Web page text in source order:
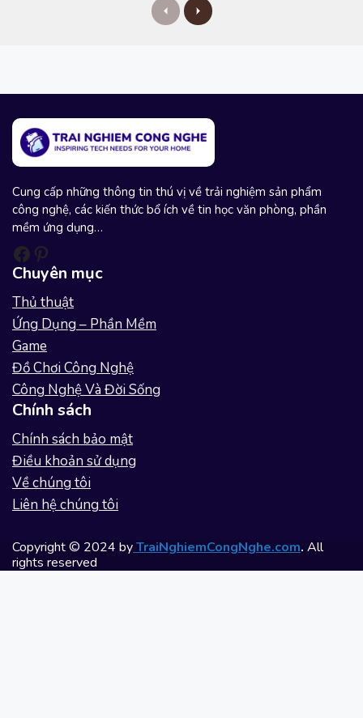
P
r
u
N
e
Cung cấp những thông tin thú vị về trải nghiệm sản phẩm
công nghệ, các kiến thức bổ ích về tin học văn phòng, phần
mềm ứng dụng…
Facebook
Pinterest
Chuyên mục
Thủ thuật
Ứng Dụng – Phần Mềm
Game
Đồ Chơi Công Nghệ
Công Nghệ Và Đời Sống
Chính sách
Chính sách bảo mật
Điều khoản sử dụng
Về chúng tôi
Liên hệ chúng tôi
Copyright © 2024 byTraiNghiemCongNghe.com. All
rights reserved